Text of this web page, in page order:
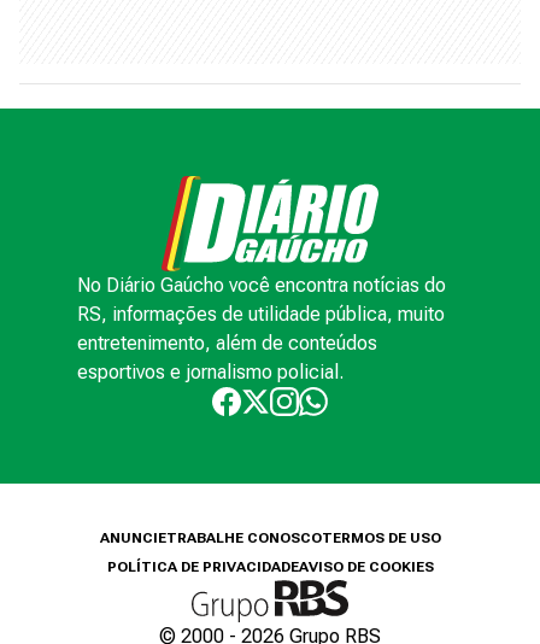
No Diário Gaúcho você encontra notícias do
RS, informações de utilidade pública, muito
entretenimento, além de conteúdos
esportivos e jornalismo policial.
ANUNCIETRABALHE CONOSCOTERMOS DE USO
POLÍTICA DE PRIVACIDADEAVISO DE COOKIES
© 2000 - 2026 Grupo RBS